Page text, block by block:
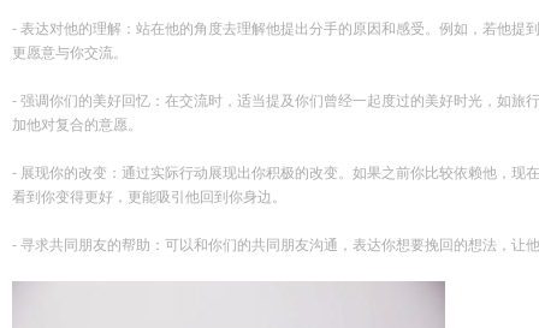
- 表达对他的理解：站在他的角度去理解他提出分手的原因和感受。例如，若他提
更愿意与你交流。
- 强调你们的美好回忆：在交流时，适当提及你们曾经一起度过的美好时光，如旅
加他对复合的意愿。
- 展现你的改变：通过实际行动展现出你积极的改变。如果之前你比较依赖他，现
看到你变得更好，更能吸引他回到你身边。
- 寻求共同朋友的帮助：可以和你们的共同朋友沟通，表达你想要挽回的想法，